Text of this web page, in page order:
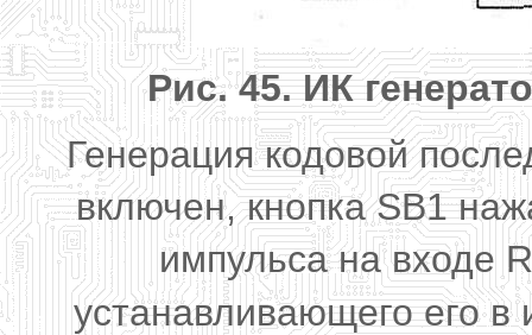
Рис. 45. ИК
Генерация кодовой
включен, кнопка SB1
импульса на входе
устанавливающего его в